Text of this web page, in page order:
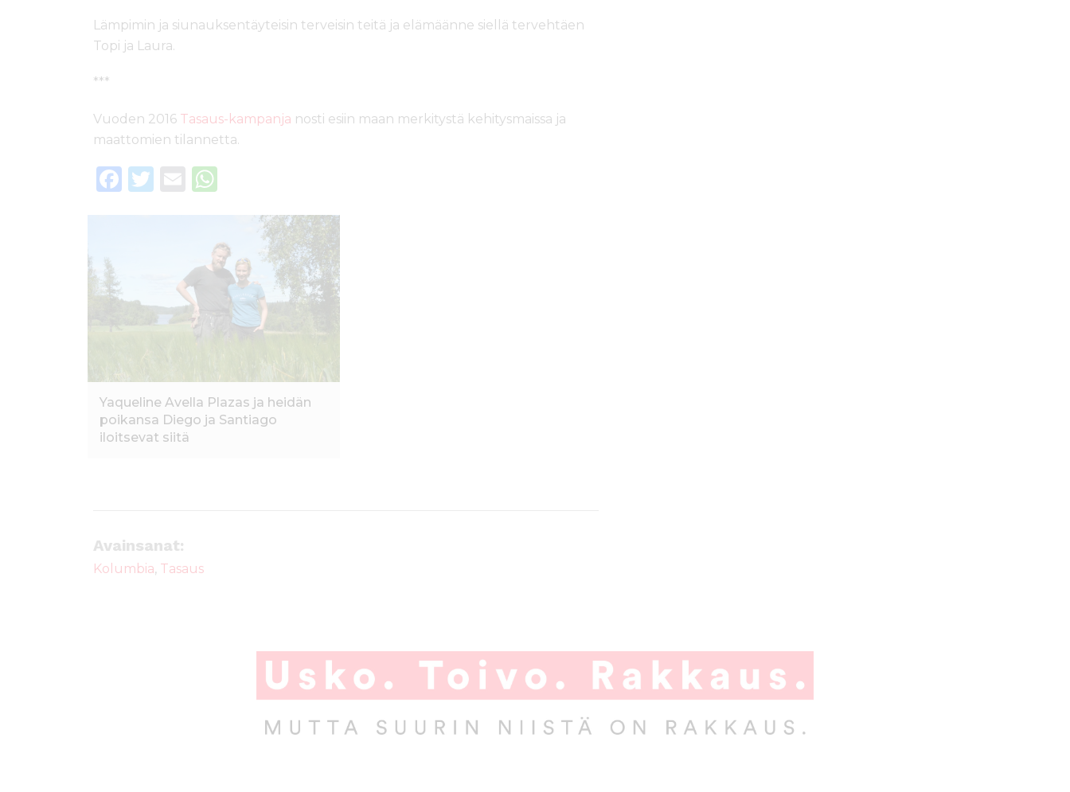
Lämpimin ja siunauksentäyteisin terveisin teitä ja elämäänne siellä tervehtäen
Topi ja Laura.
***
Vuoden 2016 Tasaus-kampanja nosti esiin maan merkitystä kehitysmaissa ja
maattomien tilannetta.
F
o
o
T
E
ts
A
p
p
Yaqueline Avella Plazas ja heidän
poikansa Diego ja Santiago
iloitsevat siitä
Avainsanat:
Kolumbia, Tasaus